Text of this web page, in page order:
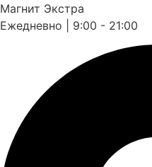
Магнит Экстра
Ежедневно | 9:00 - 21:00